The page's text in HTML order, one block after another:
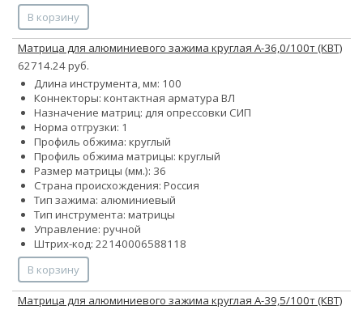
В корзину
Матрица для алюминиевого зажима круглая А-36,0/100т (КВТ)
62714.24 руб.
Длина инструмента, мм: 100
Коннекторы: контактная арматура ВЛ
Назначение матриц: для опрессовки СИП
Норма отгрузки: 1
Профиль обжима: круглый
Профиль обжима матрицы: круглый
Размер матрицы (мм.): 36
Страна происхождения: Россия
Тип зажима: алюминиевый
Тип инструмента: матрицы
Управление: ручной
Штрих-код: 22140006588118
В корзину
Матрица для алюминиевого зажима круглая А-39,5/100т (КВТ)